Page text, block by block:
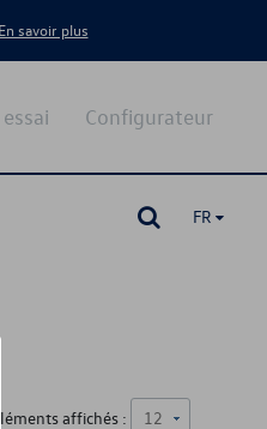
En savoir plus
Configurateur
FR
affichés :